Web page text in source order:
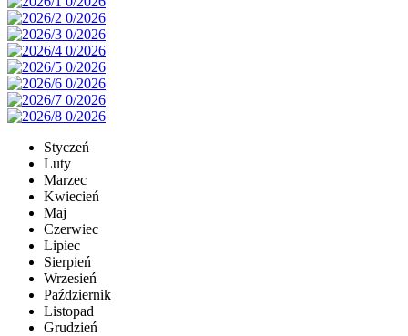
Styczeń
Luty
Marzec
Kwiecień
Maj
Czerwiec
Lipiec
Sierpień
Wrzesień
Październik
Listopad
Grudzień